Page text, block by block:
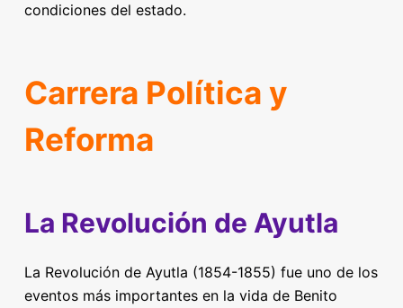
condiciones del estado.
Carrera Política y
Reforma
La Revolución de Ayutla
La Revolución de Ayutla (1854-1855) fue uno de los
eventos más importantes en la vida de Benito